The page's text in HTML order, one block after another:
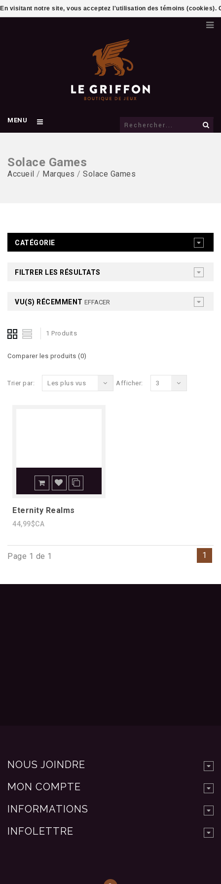
MENU
Solace Games
Accueil / Marques / Solace Games
CATÉGORIE
FILTRER LES RÉSULTATS
VU(S) RÉCEMMENT EFFACER
1 Produits
Comparer les produits (0)
Trier par: Les plus vus Afficher: 3
Eternity Realms
44,99$CA
Page 1 de 1 1
NOUS JOINDRE
MON COMPTE
INFORMATIONS
INFOLETTRE
En visitant notre site, vous acceptez l'utilisation des témoins